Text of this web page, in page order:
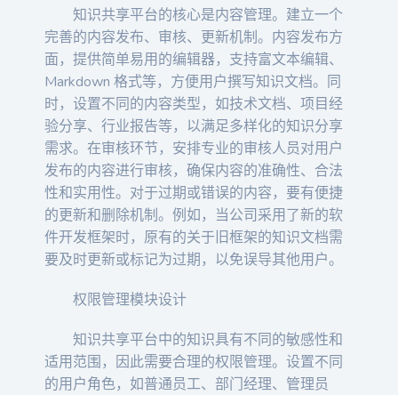
知识共享平台的核心是内容管理。建立一个
完善的内容发布、审核、更新机制。内容发布方
面，提供简单易用的编辑器，支持富文本编辑、
Markdown 格式等，方便用户撰写知识文档。同
时，设置不同的内容类型，如技术文档、项目经
验分享、行业报告等，以满足多样化的知识分享
需求。在审核环节，安排专业的审核人员对用户
发布的内容进行审核，确保内容的准确性、合法
性和实用性。对于过期或错误的内容，要有便捷
的更新和删除机制。例如，当公司采用了新的软
件开发框架时，原有的关于旧框架的知识文档需
要及时更新或标记为过期，以免误导其他用户。
权限管理模块设计
知识共享平台中的知识具有不同的敏感性和
适用范围，因此需要合理的权限管理。设置不同
的用户角色，如普通员工、部门经理、管理员